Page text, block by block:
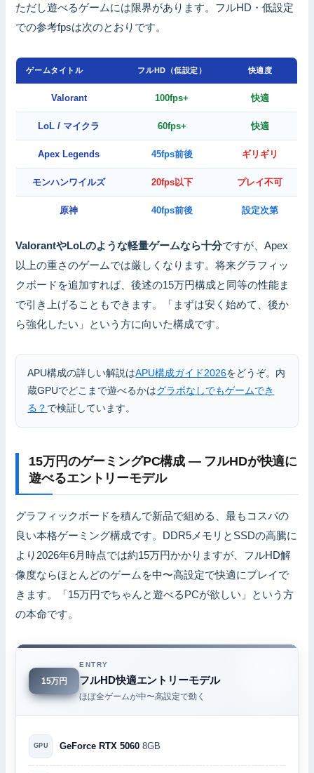
ただし遊べるゲームには限界があります。フルHD・低設定
での参考fpsは次のとおりです。
ゲームタイトル フルHD（低設定） 快適度
Valorant 100fps+ 快適
LoL / マイクラ 60fps+ 快適
Apex Legends 45fps前後 ギリギリ
モンハンワイルズ 20fps以下 プレイ不可
原神 40fps前後 設定次第
ValorantやLoLのような軽量ゲームなら十分ですが、Apex
以上の重さのゲームでは厳しくなります。将来グラフィッ
クボードを追加すれば、後述の15万円構成と同等の性能ま
で引き上げることもできます。「まずは安く始めて、後か
ら強化したい」という方に向いた構成です。
APU構成の詳しい解説はAPU構成ガイド2026をどうぞ。内
蔵GPUでどこまで遊べるかはグラボなしでもゲームでき
る？ で検証しています。
15万円のゲーミングPC構成 — フルHDが快適に
遊べるエントリーモデル
グラフィックボードを積んで新品で組める、最もコスパの
良い本格ゲーミング構成です。DDR5メモリとSSDの高騰に
より2026年6月時点では約15万円かかりますが、フルHD解
像度ならほとんどのゲームを中〜高設定で快適にプレイで
きます。「15万円でちゃんと遊べるPCが欲しい」という方
の本命です。
15万円
ENTRY
フルHD快適エントリーモデル
ほぼ全ゲームが中〜高設定で動く
GPU GeForce RTX 5060 8GB